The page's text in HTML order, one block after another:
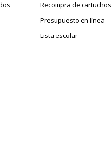
Recompra de cartuchos
Presupuesto en línea
Lista escolar